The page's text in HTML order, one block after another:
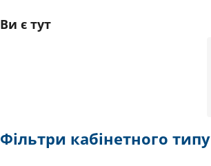
Ви є тут
Фільтри кабінетного типу